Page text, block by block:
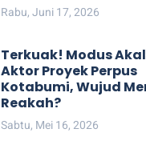
Rabu, Juni 17, 2026
Terkuak! Modus
Aktor Proyek Perpus
Kotabumi, Wujud
Reakah?
Sabtu, Mei 16, 2026